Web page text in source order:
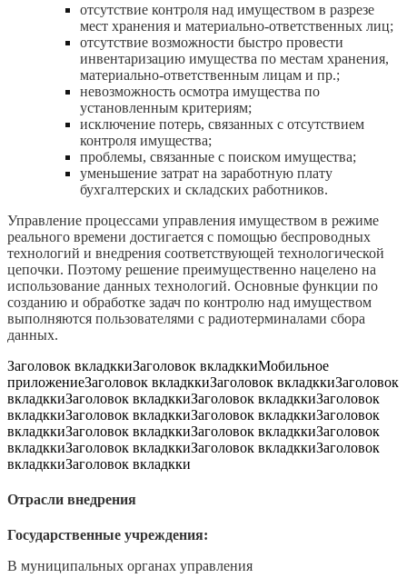
отсутствие контроля над имуществом в разрезе
мест хранения и материально-ответственных лиц;
отсутствие возможности быстро провести
инвентаризацию имущества по местам хранения,
материально-ответственным лицам и пр.;
невозможность осмотра имущества по
установленным критериям;
исключение потерь, связанных с отсутствием
контроля имущества;
проблемы, связанные с поиском имущества;
уменьшение затрат на заработную плату
бухгалтерских и складских работников.
Управление процессами управления имуществом в режиме
реального времени достигается с помощью беспроводных
технологий и внедрения соответствующей технологической
цепочки. Поэтому решение преимущественно нацелено на
использование данных технологий. Основные функции по
созданию и обработке задач по контролю над имуществом
выполняются пользователями с радиотерминалами сбора
данных.
Заголовок вкладккиЗаголовок вкладккиМобильное
приложениеЗаголовок вкладккиЗаголовок вкладккиЗаголовок
вкладккиЗаголовок вкладккиЗаголовок вкладккиЗаголовок
вкладккиЗаголовок вкладккиЗаголовок вкладккиЗаголовок
вкладккиЗаголовок вкладккиЗаголовок вкладккиЗаголовок
вкладккиЗаголовок вкладккиЗаголовок вкладккиЗаголовок
вкладккиЗаголовок вкладкки
Отрасли внедрения
Государственные учреждения:
В муниципальных органах управления